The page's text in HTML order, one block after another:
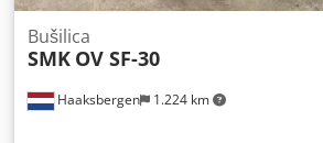
Haaksbergen 1.224 km
Bušilica
SMK OV SF-30